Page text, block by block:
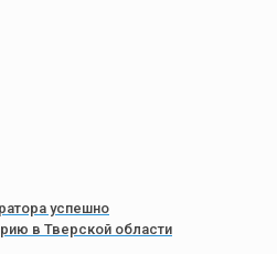
успешно
в Тверской области